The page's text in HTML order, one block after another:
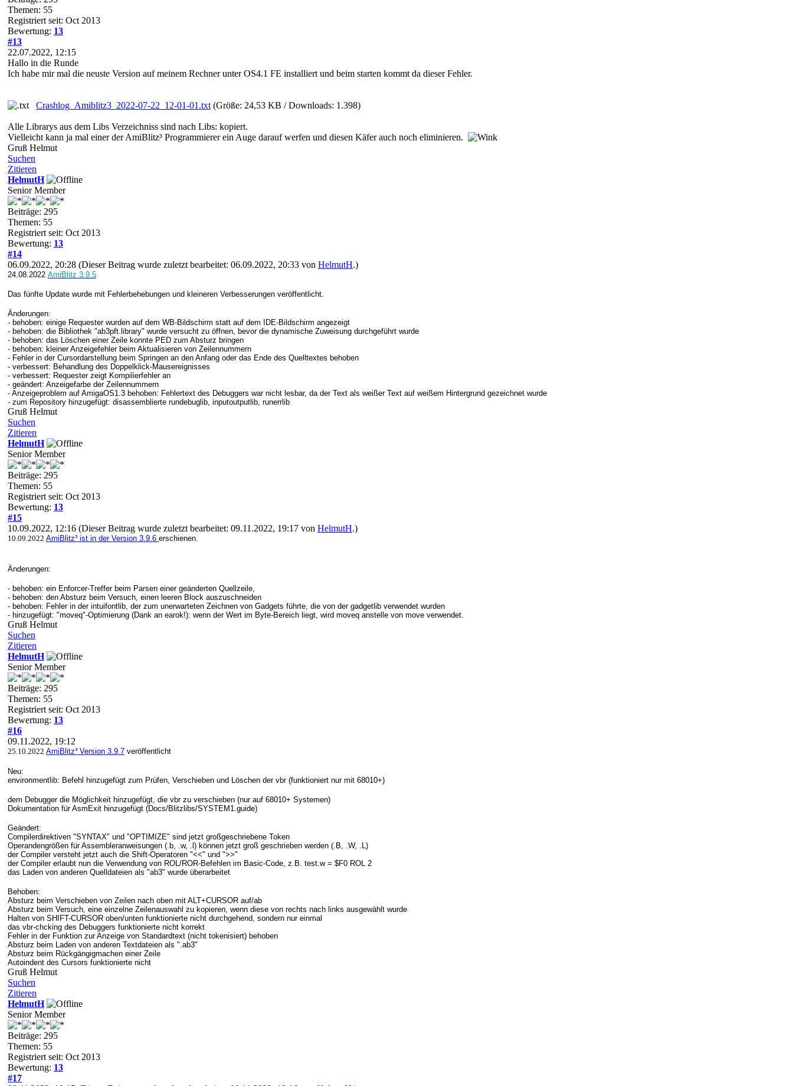
Themen: 55
Registriert seit: Oct 2013
Bewertung: 13
#13
22.07.2022, 12:15
Hallo in die Runde
Ich habe mir mal die neuste Version auf meinem Rechner unter OS4.1 FE installiert und beim starten kommt da dieser Fehler.
Crashlog_Amiblitz3_2022-07-22_12-01-01.txt (Größe: 24,53 KB / Downloads: 1.398)
Alle Librarys aus dem Libs Verzeichniss sind nach Libs: kopiert.
Vielleicht kann ja mal einer der AmiBlitz³ Programmierer ein Auge darauf werfen und diesen Käfer auch noch eliminieren.
Gruß Helmut
Suchen
Zitieren
HelmutH
Senior Member
Beiträge: 295
Themen: 55
Registriert seit: Oct 2013
Bewertung: 13
#14
06.09.2022, 20:28 (Dieser Beitrag wurde zuletzt bearbeitet: 06.09.2022, 20:33 von HelmutH.)
24.08.2022 AmiBlitz 3.9.5
Das fünfte Update wurde mit Fehlerbehebungen und kleineren Verbesserungen veröffentlicht.
Änderungen:
- behoben: einige Requester wurden auf dem WB-Bildschirm statt auf dem IDE-Bildschirm angezeigt
- behoben: die Bibliothek "ab3pft.library" wurde versucht zu öffnen, bevor die dynamische Zuweisung durchgeführt wurde
- behoben: das Löschen einer Zeile konnte PED zum Absturz bringen
- behoben: kleiner Anzeigefehler beim Aktualisieren von Zeilennummern
- Fehler in der Cursordarstellung beim Springen an den Anfang oder das Ende des Quelltextes behoben
- verbessert: Behandlung des Doppelklick-Mausereignisses
- verbessert: Requester zeigt Kompilierfehler an
- geändert: Anzeigefarbe der Zeilennummern
- Anzeigeproblem auf AmigaOS1.3 behoben: Fehlertext des Debuggers war nicht lesbar, da der Text als weißer Text auf weißem Hintergrund gezeichnet wurde
- zum Repository hinzugefügt: disassemblierte rundebuglib, inputoutputlib, runerrlib
Gruß Helmut
Suchen
Zitieren
HelmutH
Senior Member
Beiträge: 295
Themen: 55
Registriert seit: Oct 2013
Bewertung: 13
#15
10.09.2022, 12:16 (Dieser Beitrag wurde zuletzt bearbeitet: 09.11.2022, 19:17 von HelmutH.)
10.09.2022 AmiBlitz³ ist in der Version 3.9.6 erschienen.
Änderungen:
- behoben: ein Enforcer-Treffer beim Parsen einer geänderten Quellzeile,
- behoben: den Absturz beim Versuch, einen leeren Block auszuschneiden
- behoben: Fehler in der intuifontlib, der zum unerwarteten Zeichnen von Gadgets führte, die von der gadgetlib verwendet wurden
- hinzugefügt: "moveq"-Optimierung (Dank an earok!): wenn der Wert im Byte-Bereich liegt, wird moveq anstelle von move verwendet.
Gruß Helmut
Suchen
Zitieren
HelmutH
Senior Member
Beiträge: 295
Themen: 55
Registriert seit: Oct 2013
Bewertung: 13
#16
09.11.2022, 19:12
25.10.2022 AmiBlitz³ Version 3.9.7 veröffentlicht
Neu:
environmentlib: Befehl hinzugefügt zum Prüfen, Verschieben und Löschen der vbr (funktioniert nur mit 68010+)
dem Debugger die Möglichkeit hinzugefügt, die vbr zu verschieben (nur auf 68010+ Systemen)
Dokumentation für AsmExit hinzugefügt (Docs/Blitzlibs/SYSTEM1.guide)
Geändert:
Compilerdirektiven "SYNTAX" und "OPTIMIZE" sind jetzt großgeschriebene Token
Operandengrößen für Assembleranweisungen (.b, .w, .l) können jetzt groß geschrieben werden (.B, .W, .L)
der Compiler versteht jetzt auch die Shift-Operatoren "<<" und ">>"
der Compiler erlaubt nun die Verwendung von ROL/ROR-Befehlen im Basic-Code, z.B. test.w = $F0 ROL 2
das Laden von anderen Quelldateien als "ab3" wurde überarbeitet
Behoben:
Absturz beim Verschieben von Zeilen nach oben mit ALT+CURSOR auf/ab
Absturz beim Versuch, eine einzelne Zeilenauswahl zu kopieren, wenn diese von rechts nach links ausgewählt wurde
Halten von SHIFT-CURSOR oben/unten funktionierte nicht durchgehend, sondern nur einmal
das vbr-chcking des Debuggers funktionierte nicht korrekt
Fehler in der Funktion zur Anzeige von Standardtext (nicht tokenisiert) behoben
Absturz beim Laden von anderen Textdateien als ".ab3"
Absturz beim Rückgängigmachen einer Zeile
Autoindent des Cursors funktionierte nicht
Gruß Helmut
Suchen
Zitieren
HelmutH
Senior Member
Beiträge: 295
Themen: 55
Registriert seit: Oct 2013
Bewertung: 13
#17